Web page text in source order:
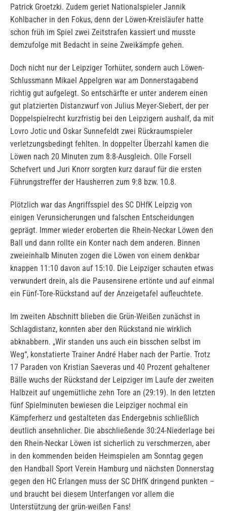
Patrick Groetzki. Zudem geriet Nationalspieler Jannik
Kohlbacher in den Fokus, denn der Löwen-Kreisläufer hatte
schon früh im Spiel zwei Zeitstrafen kassiert und musste
demzufolge mit Bedacht in seine Zweikämpfe gehen.
Doch nicht nur der Leipziger Torhüter, sondern auch Löwen-
Schlussmann Mikael Appelgren war am Donnerstagabend
richtig gut aufgelegt. So entschärfte er unter anderem einen
gut platzierten Distanzwurf von Julius Meyer-Siebert, der per
Doppelspielrecht kurzfristig bei den Leipzigern aushalf, da mit
Lovro Jotic und Oskar Sunnefeldt zwei Rückraumspieler
verletzungsbedingt fehlten. In doppelter Überzahl kamen die
Löwen nach 20 Minuten zum 8:8-Ausgleich. Olle Forsell
Schefvert und Juri Knorr sorgten kurz darauf für die ersten
Führungstreffer der Hausherren zum 9:8 bzw. 10.8.
Plötzlich war das Angriffsspiel des SC DHfK Leipzig von
einigen Verunsicherungen und falschen Entscheidungen
geprägt. Immer wieder eroberten die Rhein-Neckar Löwen den
Ball und dann rollte ein Konter nach dem anderen. Binnen
zweieinhalb Minuten zogen die Löwen von einem denkbar
knappen 11:10 davon auf 15:10. Die Leipziger schauten etwas
verwundert drein, als die Pausensirene ertönte und auf einmal
ein Fünf-Tore-Rückstand auf der Anzeigetafel aufleuchtete.
Im zweiten Abschnitt blieben die Grün-Weißen zunächst in
Schlagdistanz, konnten aber den Rückstand nie wirklich
abknabbern. „Wir standen uns auch ein bisschen selbst im
Weg“, konstatierte Trainer André Haber nach der Partie. Trotz
17 Paraden von Kristian Saeveras und 40 Prozent gehaltener
Bälle wuchs der Rückstand der Leipziger im Laufe der zweiten
Halbzeit auf ungemütliche zehn Tore an (29:19). In den letzten
fünf Spielminuten bewiesen die Leipziger nochmal ein
Kämpferherz und gestalteten das Endergebnis schließlich
deutlich ansehnlicher. Die abschließende 30:24-Niederlage bei
den Rhein-Neckar Löwen ist sicherlich zu verschmerzen, aber
in den kommenden beiden Heimspielen am Sonntag gegen
den Handball Sport Verein Hamburg und nächsten Donnerstag
gegen den HC Erlangen muss der SC DHfK dringend punkten –
und braucht bei diesem Unterfangen vor allem die
Unterstützung der grün-weißen Fans!